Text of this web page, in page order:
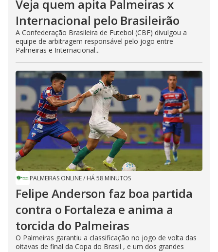
Veja quem apita Palmeiras x
Internacional pelo Brasileirão
A Confederação Brasileira de Futebol (CBF) divulgou a
equipe de arbitragem responsável pelo jogo entre
Palmeiras e Internacional...
PALMEIRAS ONLINE/ HÁ 58 MINUTOS
Felipe Anderson faz boa partida
contra o Fortaleza e anima a
torcida do Palmeiras
O Palmeiras garantiu a classificação no jogo de volta das
oitavas de final da Copa do Brasil , e um dos grandes